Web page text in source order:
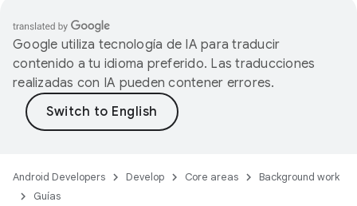
Google utiliza tecnología de IA para traducir
contenido a tu idioma preferido. Las traducciones
realizadas con IA pueden contener errores.
Android Developers Develop Core areas
Background work
Guías